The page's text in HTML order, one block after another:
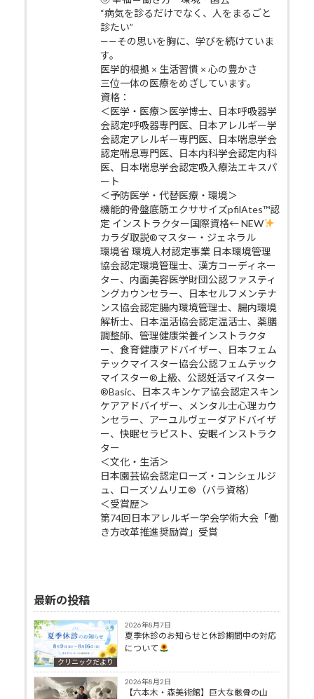
“病気を診るだけでなく、人をまるごと
診たい”
——その思いを胸に、学びを続けていま
す。
医学的根拠 × 生活習慣 × 心の豊かさ
三位一体の医療をめざしています。
資格：
＜医学・医療＞医学博士、日本呼吸器学
会認定呼吸器専門医、日本アレルギー学
会認定アレルギー専門医、日本喘息学会
認定喘息専門医、日本内科学会認定内科
医、日本喘息学会認定吸入療法エキスパ
ート
＜予防医学・代替医療・環境＞
機能的骨盤底筋エクササイズpfilAtes™認
定 インストラクター国際資格← NEW
カラダ取説®マスター・ジェネラル
環境省 環境人材認定事業 日本環境管理
協会認定環境管理士、漢方コーディネー
ター、内面美容医学財団公認ファスティ
ングカウンセラー、日本セルフメンテナ
ンス協会認定腸内環境管理士、腸内環境
解析士、日本温活協会認定温活士、薬膳
調整師、管理健康栄養インストラクタ
ー、食育健康アドバイザー、日本フェム
テックマイスター協会公認フェムテック
マイスター®上級、公認妊活マイスター
®Basic、日本スキンケア協会認定スキン
ケアアドバイザー、メンタル士心理カウ
ンセラー、アーユルヴェーダアドバイザ
ー、快眠セラピスト、安眠インストラク
ター
＜文化・生活＞
日本園芸協会認定ローズ・コンシェルジ
ュ、ローズソムリエ®（バラ資格）
＜受賞歴＞
第74回日本アレルギー学会学術大会「働
き方改革推進奨励賞」受賞
最新の投稿
クリニックだより
2026年8月7日
夏季休診のお知らせと休診期間中の対応
について
2026年8月2日
【六本木・森美術館】巨大な骸骨の山